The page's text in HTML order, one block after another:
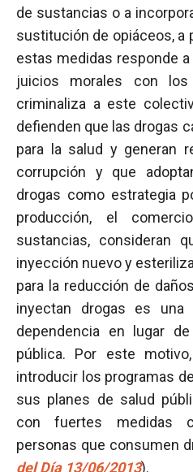
de sustancias o a
sustitución de opiáceos, a
estas medidas responde
juicios morales con
criminaliza a este
defienden que las drogas
para la salud y generan
corrupción y que
drogas como estrategia
producción, el
sustancias, consideran
inyección nuevo y
para la reducción de
inyectan drogas es
dependencia en lugar
pública. Por este
introducir los programas
sus planes de salud
con fuertes medidas
personas que consumen
del Día 13/06/2013).